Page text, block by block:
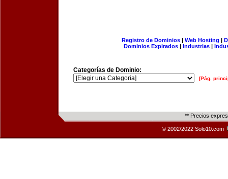
Registro de Dominios| Web Hosting |
Dominios Expirados | Industrias |
Categorías de Dominio:
[Pág.
** Precios
© 2002/2022 Solo10.com